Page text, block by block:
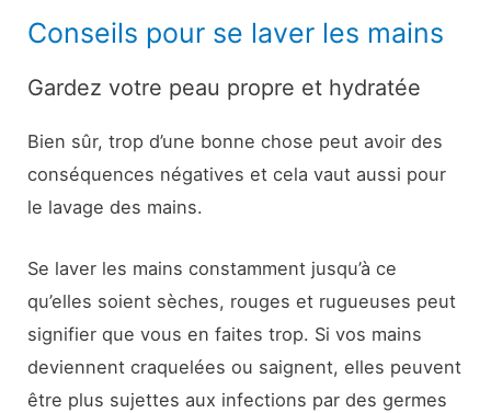
Conseils pour se laver les mains
Gardez votre peau propre et hydratée
Bien sûr, trop d’une bonne chose peut avoir des
conséquences négatives et cela vaut aussi pour
le lavage des mains.
Se laver les mains constamment jusqu’à ce
qu’elles soient sèches, rouges et rugueuses peut
signifier que vous en faites trop. Si vos mains
deviennent craquelées ou saignent, elles peuvent
être plus sujettes aux infections par des germes